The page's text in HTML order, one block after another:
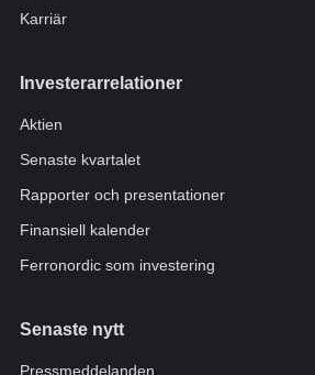
Karriär
Investerarrelationer
Aktien
Senaste kvartalet
Rapporter och presentationer
Finansiell kalender
Ferronordic som investering
Senaste nytt
Pressmeddelanden